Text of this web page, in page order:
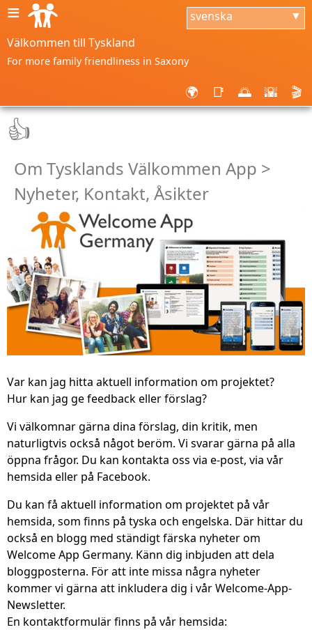
≡ svenska ▼
Välkommen till Tyskland
For more family friendliness in Saxony
🌍 📑 🌅 🌇 🎬
👍
Om Tysklands Välkommen App >
Nyheter, Kontakt, Åsikter
Var kan jag hitta aktuell information om projektet?
Hur kan jag ge feedback eller förslag?
Vi välkomnar gärna dina förslag, din kritik, men
naturligtvis också något beröm. Vi svarar gärna på alla
öppna frågor. Du kan kontakta oss via e-post, via vår
hemsida eller på Facebook.
Du kan få aktuell information om projektet på vår
hemsida, som finns på tyska och engelska. Där hittar du
också en blogg med ständigt färska nyheter om
Welcome App Germany. Känn dig inbjuden att dela
bloggposterna. För att inte missa några nyheter
kommer vi gärna att inkludera dig i vår Welcome-App-
Newsletter.
En kontaktformulär finns på vår hemsida: